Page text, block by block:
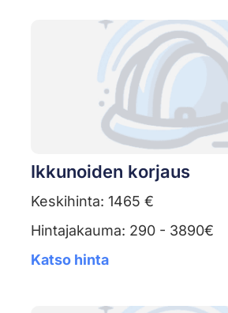
Ikkunoiden korjaus
Keskihinta: 1465 €
Hintajakauma: 290 - 3890€
Katso hinta